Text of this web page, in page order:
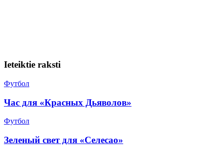
Ieteiktie raksti
Футбол
Час для «Красных Дьяволов»
Футбол
Зеленый свет для «Селесао»